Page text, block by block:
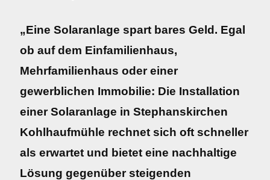
„Eine Solaranlage spart bares Geld. Egal
ob auf dem Einfamilienhaus,
Mehrfamilienhaus oder einer
gewerblichen Immobilie: Die Installation
einer Solaranlage in Stephanskirchen
Kohlhaufmühle rechnet sich oft schneller
als erwartet und bietet eine nachhaltige
Lösung gegenüber steigenden